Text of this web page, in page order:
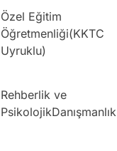
Özel Eğitim
Öğretmenliği(KKTC
Uyruklu)
Rehberlik ve
PsikolojikDanışmanlık